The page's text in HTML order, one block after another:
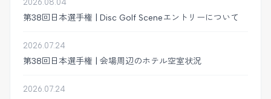
2026.08.04
第38回日本選手権 | Disc Golf Sceneエントリーについて
2026.07.24
第38回日本選手権 | 会場周辺のホテル空室状況
2026.07.24